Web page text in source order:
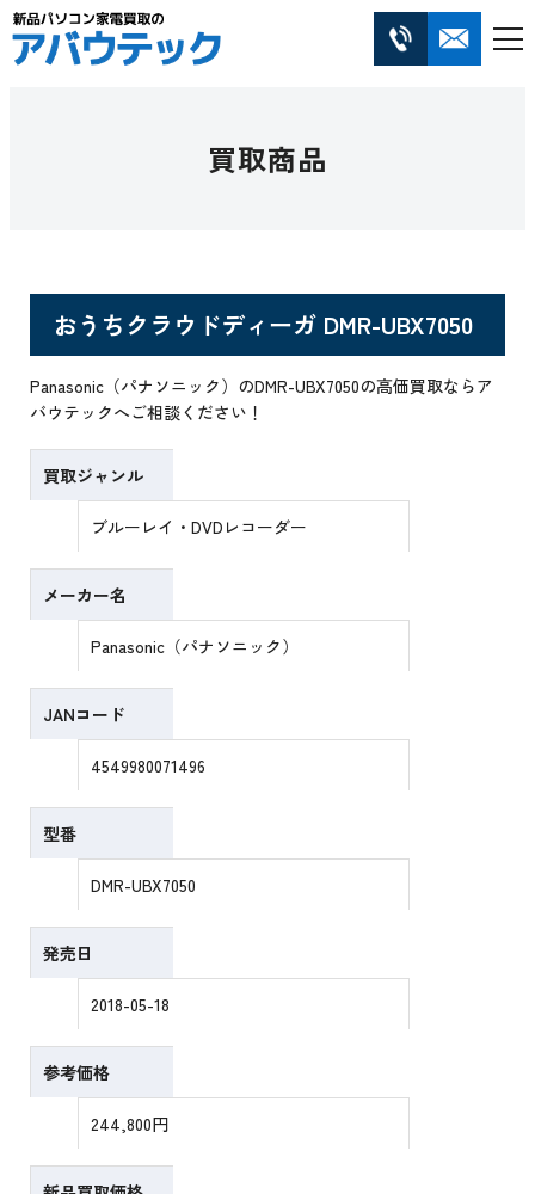
買取商品
おうちクラウドディーガ DMR-UBX7050
Panasonic（パナソニック）のDMR-UBX7050の高価買取ならア
バウテックへご相談ください！
買取ジャンル
ブルーレイ・DVDレコーダー
メーカー名
Panasonic（パナソニック）
JANコード
4549980071496
型番
DMR-UBX7050
発売日
2018-05-18
参考価格
244,800円